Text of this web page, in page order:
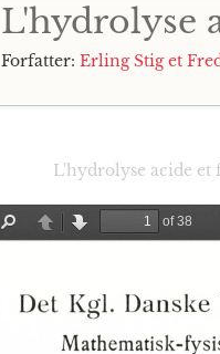
L'hydrolyse
Forfatter: Erling Stig et
L'hydrolyse acide et